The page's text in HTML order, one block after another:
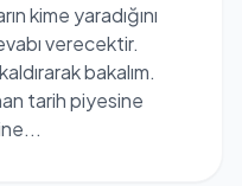
kime yaradığını
verecektir.
bakalım.
tarih piyesine